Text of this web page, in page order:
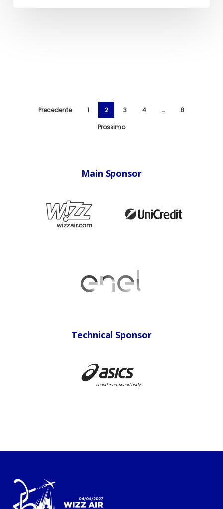
Precedente 1 2 3 4 …
8
Prossimo
Main Sponsor
Sponsor